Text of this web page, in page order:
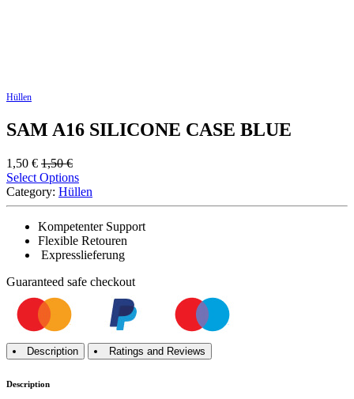
Hüllen
SAM A16 SILICONE CASE BLUE
1,50 € 1,50€
Select Options
Category: Hüllen
Kompetenter Support
Flexible Retouren
Expresslieferung
Guaranteed safe checkout
Description Ratings and Reviews
Description